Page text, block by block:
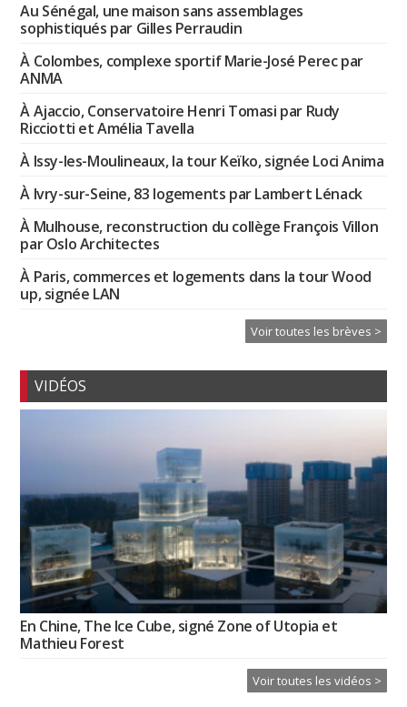
Au Sénégal, une maison sans assemblages
sophistiqués par Gilles Perraudin
À Colombes, complexe sportif Marie-José Perec par
ANMA
À Ajaccio, Conservatoire Henri Tomasi par Rudy
Ricciotti et Amélia Tavella
À Issy-les-Moulineaux, la tour Keïko, signée Loci Anima
À Ivry-sur-Seine, 83 logements par Lambert Lénack
À Mulhouse, reconstruction du collège François Villon
par Oslo Architectes
À Paris, commerces et logements dans la tour Wood
up, signée LAN
Voir toutes les brèves >
VIDÉOS
En Chine, The Ice Cube, signé Zone of Utopia et
Mathieu Forest
Voir toutes les vidéos >